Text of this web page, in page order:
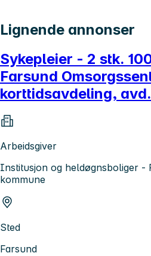
Lignende annonser
Sykepleier - 2 stk.
Farsund
korttidsavdeling,
Arbeidsgiver
Institusjon og heldøgnsboliger -
kommune
Sted
Farsund